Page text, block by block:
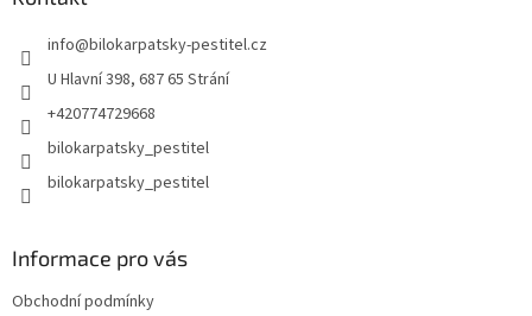
info@bilokarpatsky-pestitel.cz
U Hlavní 398, 687 65 Strání
+420774729668
bilokarpatsky_pestitel
Informace pro vás
Obchodní podmínky